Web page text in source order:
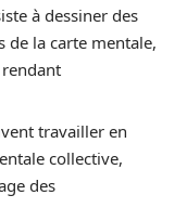
à dessiner des
de la carte mentale,
travailler en
collective,
des